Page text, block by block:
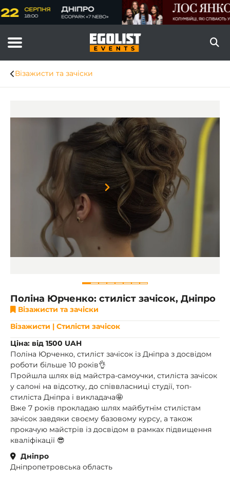
Візажисти та зачіски
Item
of
Поліна Юрченко: стиліст зачісок, Дніпро
Візажисти та зачіски
Візажисти | Стилісти зачісок
Ціна: від 1500 UAH
Поліна Юрченко, стиліст зачісок із Дніпра з досвідом
роботи більше 10 років👌
Пройшла шлях від майстра-самоучки, стиліста зачісок
у салоні на відсотку, до співвласниці студії, топ-
стиліста Дніпра і викладача🤩
Вже 7 років прокладаю шлях майбутнім стилістам
зачісок завдяки своєму базовому курсу, а також
прокачую майстрів із досвідом в рамках підвищення
кваліфікації 😎
Дніпро
Дніпропетровська область